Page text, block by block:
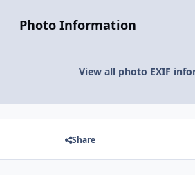
Photo Information
View all photo EXIF
Share